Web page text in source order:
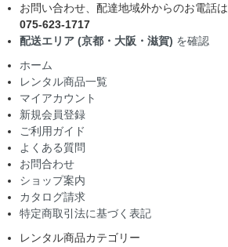
お問い合わせ、配達地域外からのお電話は
075-623-1717
配送エリア (京都・大阪・滋賀) を確認
ホーム
レンタル商品一覧
マイアカウント
新規会員登録
ご利用ガイド
よくある質問
お問合わせ
ショップ案内
カタログ請求
特定商取引法に基づく表記
レンタル商品カテゴリー